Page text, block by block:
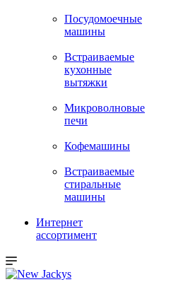
Посудомоечные
машины
Встраиваемые
кухонные
вытяжки
Микроволновые
печи
Кофемашины
Встраиваемые
стиральные
машины
Интернет
ассортимент